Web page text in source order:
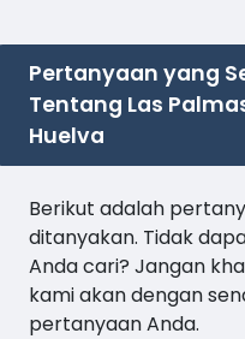
Pertanyaan yang
Tentang Las
Huelva
Berikut adalah
ditanyakan. Tidak
Anda cari? Jangan
kami akan dengan
pertanyaan Anda.